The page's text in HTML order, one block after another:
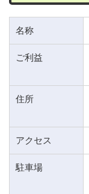
名称
ご利益
住所
アクセス
駐車場